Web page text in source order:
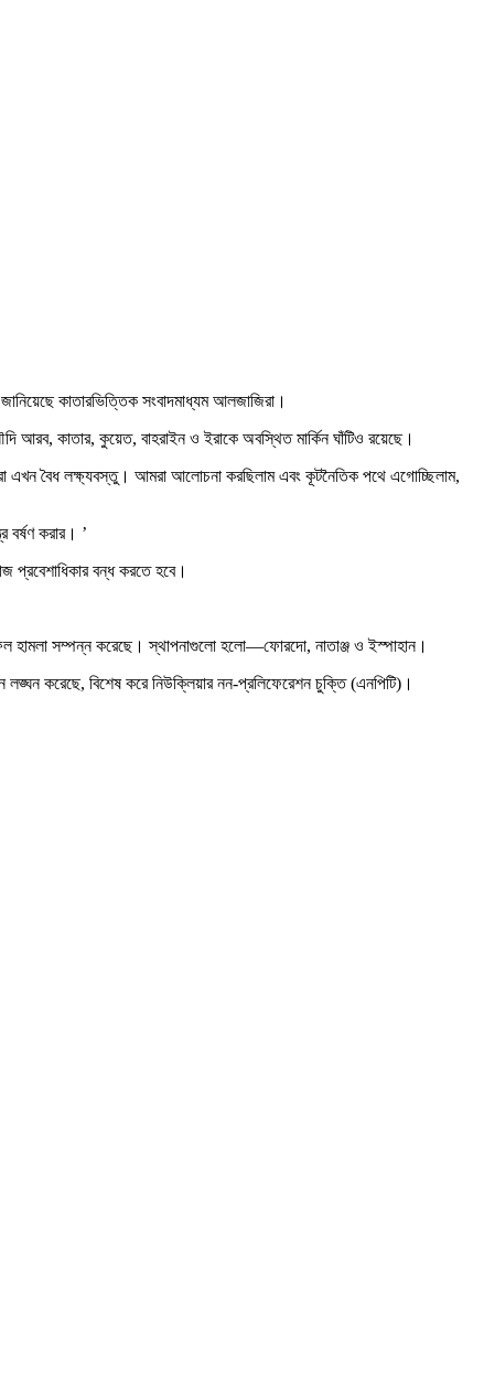
কাতারভিত্তিক সংবাদমাধ্যম আলজাজিরা।
আরব, কাতার, কুয়েত, বাহরাইন ও ইরাকে অবস্থিত মার্কিন ঘাঁটিও রয়েছে।
এখন বৈধ লক্ষ্যবস্তু। আমরা আলোচনা করছিলাম এবং কূটনৈতিক পথে এগোচ্ছিলাম,
বর্ষণ করার। ’
প্রবেশাধিকার বন্ধ করতে হবে।
সফল হামলা সম্পন্ন করেছে। স্থাপনাগুলো হলো—ফোরদো, নাতাঞ্জ ও ইস্পাহান।
লঙ্ঘন করেছে, বিশেষ করে নিউক্লিয়ার নন-প্রলিফেরেশন চুক্তি (এনপিটি)।